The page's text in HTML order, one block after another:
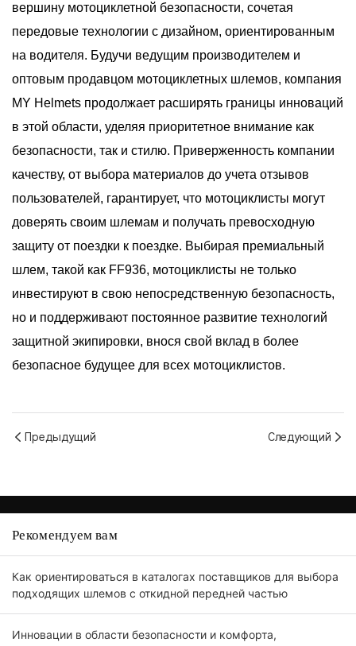
вершину мотоциклетной безопасности, сочетая
передовые технологии с дизайном, ориентированным
на водителя. Будучи ведущим производителем и
оптовым продавцом мотоциклетных шлемов, компания
MY Helmets продолжает расширять границы инноваций
в этой области, уделяя приоритетное внимание как
безопасности, так и стилю. Приверженность компании
качеству, от выбора материалов до учета отзывов
пользователей, гарантирует, что мотоциклисты могут
доверять своим шлемам и получать превосходную
защиту от поездки к поездке. Выбирая премиальный
шлем, такой как FF936, мотоциклисты не только
инвестируют в свою непосредственную безопасность,
но и поддерживают постоянное развитие технологий
защитной экипировки, внося свой вклад в более
безопасное будущее для всех мотоциклистов.
Предыдущий Следующий
Рекомендуем вам
Как ориентироваться в каталогах поставщиков для выбора
подходящих шлемов с откидной передней частью
Инновации в области безопасности и комфорта,